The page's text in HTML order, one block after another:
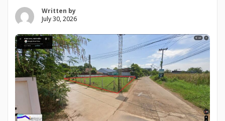
Written by
July 30, 2026